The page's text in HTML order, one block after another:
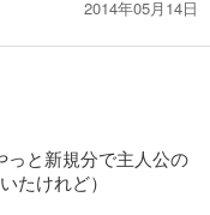
2014年05月14日
っと新規分で主人公の
たけれど）